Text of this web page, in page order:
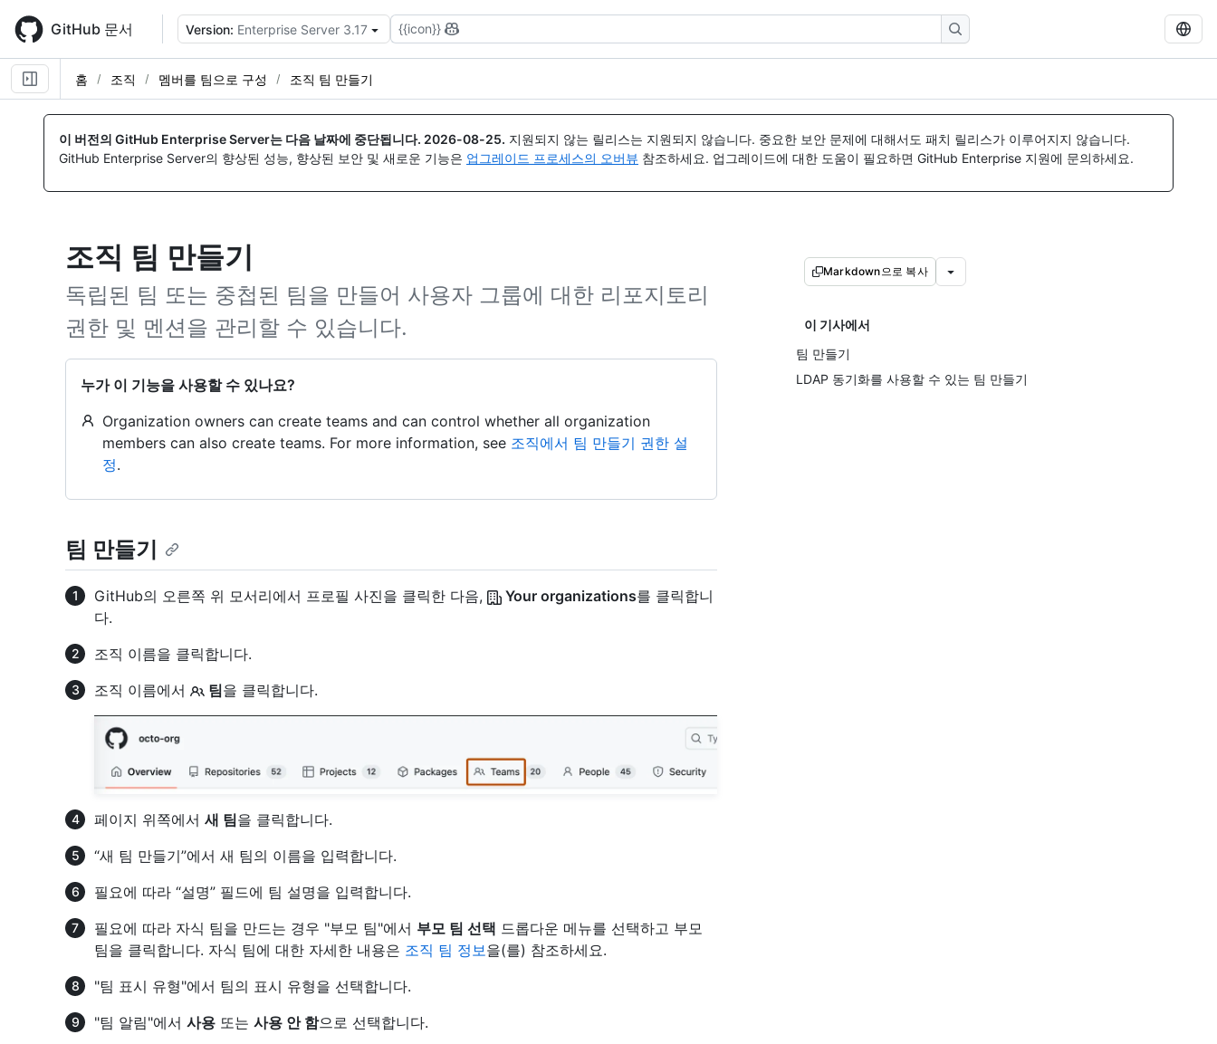
main
content
GitHub 문서 Version: Enterprise Server 3.17 {{icon}}
홈 조직 멤버를 팀으로 구성 조직 팀 만들기
이 버전의 GitHub Enterprise Server는 다음 날짜에 중단됩니다. 2026-08-25. 지원되지 않는 릴리스는 지원되지 않습니다. 중요한 보안 문제에 대해서도 패치 릴리스가 이루어지지 않습니다.
GitHub Enterprise Server의 향상된 성능, 향상된 보안 및 새로운 기능은 업그레이드 프로세스의 오버뷰 참조하세요. 업그레이드에 대한 도움이 필요하면 GitHub Enterprise 지원에 문의하세요.
조직 팀 만들기
독립된 팀 또는 중첩된 팀을 만들어 사용자 그룹에 대한 리포지토리
권한 및 멘션을 관리할 수 있습니다.
누가 이 기능을 사용할 수 있나요?
Organization owners can create teams and can control whether all organization
members can also create teams. For more information, see 조직에서 팀 만들기 권한 설
정.
Markdown으로 복사
이 기사에서
팀 만들기
LDAP 동기화를 사용할 수 있는 팀 만들기
팀 만들기
GitHub의 오른쪽 위 모서리에서 프로필 사진을 클릭한 다음, Your organizations를 클릭합니
다.
조직 이름을 클릭합니다.
조직 이름에서
팀을 클릭합니다.
페이지 위쪽에서 새 팀을 클릭합니다.
“새 팀 만들기”에서 새 팀의 이름을 입력합니다.
필요에 따라 “설명” 필드에 팀 설명을 입력합니다.
필요에 따라 자식 팀을 만드는 경우 "부모 팀"에서 부모 팀 선택 드롭다운 메뉴를 선택하고 부모
팀을 클릭합니다. 자식 팀에 대한 자세한 내용은 조직 팀 정보을(를) 참조하세요.
"팀 표시 유형"에서 팀의 표시 유형을 선택합니다.
"팀 알림"에서 사용 또는 사용 안 함으로 선택합니다.